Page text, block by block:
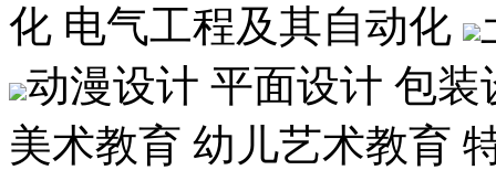
化 电气工程及其自动化
动漫设计 平面设计 包装
美术教育 幼儿艺术教育